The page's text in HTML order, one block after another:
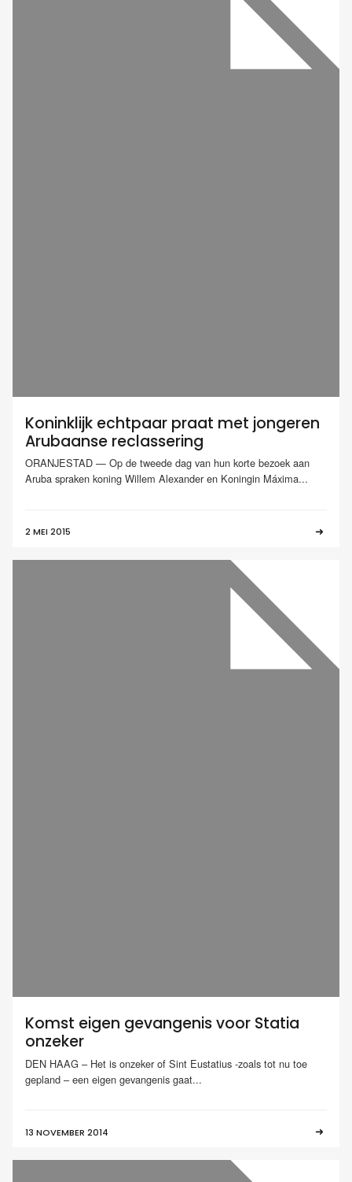
Koninklijk echtpaar praat met jongeren
Arubaanse reclassering
ORANJESTAD — Op de tweede dag van hun korte bezoek aan
Aruba spraken koning Willem Alexander en Koningin Máxima...
2 MEI 2015
Komst eigen gevangenis voor Statia
onzeker
DEN HAAG – Het is onzeker of Sint Eustatius -zoals tot nu toe
gepland – een eigen gevangenis gaat...
13 NOVEMBER 2014